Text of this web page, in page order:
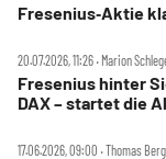
Fresenius‑Aktie
20.07.2026, 11:26 ‧ Marion
Fresenius hinter
DAX – startet die
17.06.2026, 09:00 ‧ Thomas